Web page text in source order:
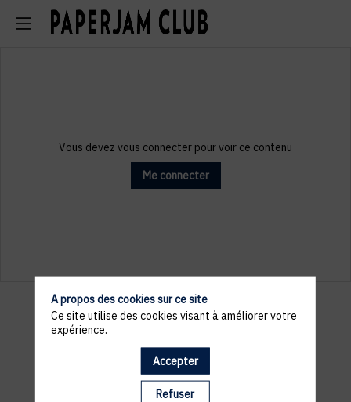
Vous devez vous connecter pour voir ce contenu
Me connecter
Les inscriptions sont terminées
A propos des cookies sur ce site
Ce site utilise des cookies visant à améliorer votre
expérience.
Accepter
Refuser